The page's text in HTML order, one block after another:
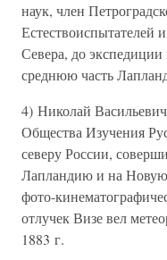
наук, член
Естествоиспытателей
Севера, до экспедиции
среднюю часть
4) Николай
Общества Изучения
северу России,
Лапландию и на
фото-
отлучек Визе вел
1883 г.